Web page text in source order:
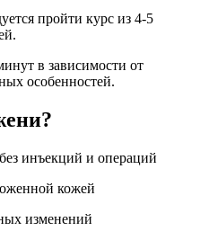
пройти курс из 4-5
в зависимости от
особенностей.
инъекций и операций
кожей
изменений